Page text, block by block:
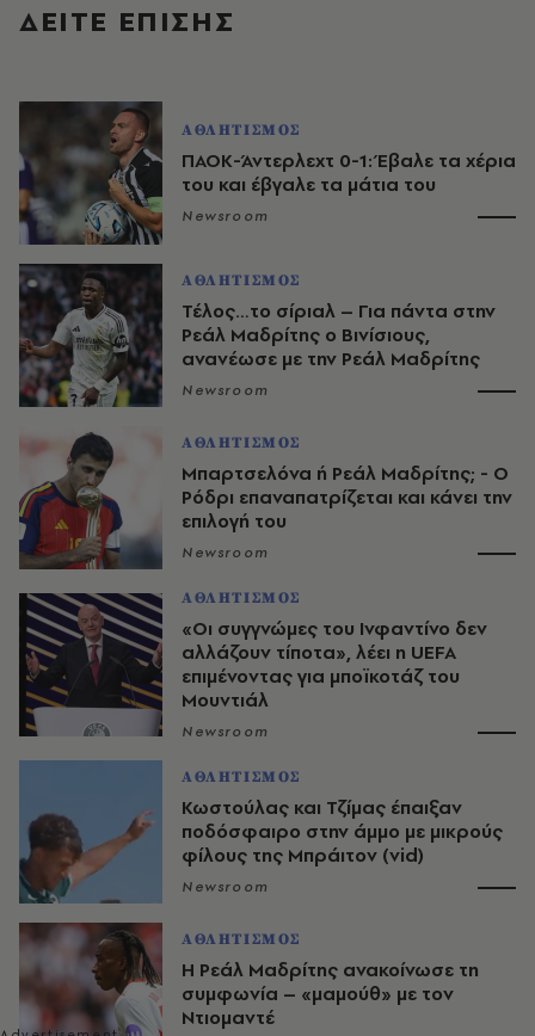
ΔΕΙΤΕ ΕΠΙΣΗΣ
ΑΘΛΗΤΙΣΜΟΣ
ΠΑΟΚ-Άντερλεχτ 0-1: Έβαλε τα χέρια
του και έβγαλε τα μάτια του
Newsroom
ΑΘΛΗΤΙΣΜΟΣ
Τέλος…το σίριαλ – Για πάντα στην
Ρεάλ Μαδρίτης ο Βινίσιους,
ανανέωσε με την Ρεάλ Μαδρίτης
Newsroom
ΑΘΛΗΤΙΣΜΟΣ
Μπαρτσελόνα ή Ρεάλ Μαδρίτης; - Ο
Ρόδρι επαναπατρίζεται και κάνει την
επιλογή του
Newsroom
ΑΘΛΗΤΙΣΜΟΣ
«Οι συγγνώμες του Ινφαντίνο δεν
αλλάζουν τίποτα», λέει η UEFA
επιμένοντας για μποϊκοτάζ του
Μουντιάλ
Newsroom
ΑΘΛΗΤΙΣΜΟΣ
Κωστούλας και Τζίμας έπαιξαν
ποδόσφαιρο στην άμμο με μικρούς
φίλους της Μπράιτον (vid)
Newsroom
ΑΘΛΗΤΙΣΜΟΣ
Η Ρεάλ Μαδρίτης ανακοίνωσε τη
συμφωνία – «μαμούθ» με τον
Ντιομαντέ